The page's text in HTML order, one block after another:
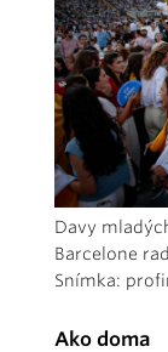
Davy
Barcelone
Snímka:
Ako doma